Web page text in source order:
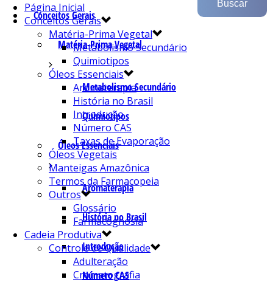
Conceitos Gerais
Matéria-Prima Vegetal
Metabolismo Secundário
Quimiotipos
Óleos Essenciais
Aromaterapia
História no Brasil
Introdução
Número CAS
Página Inicial
Conceitos Gerais
Matéria-Prima Vegetal
Metabolismo Secundário
Quimiotipos
Óleos Essenciais
Aromaterapia
História no Brasil
Introdução
Número CAS
Taxas de Evaporação
Óleos Vegetais
Manteigas Amazônica
Termos da Farmacopeia
Outros
Glossário
Farmacognosia
Cadeia Produtiva
Controle de Qualidade
Adulteração
Cromatografia